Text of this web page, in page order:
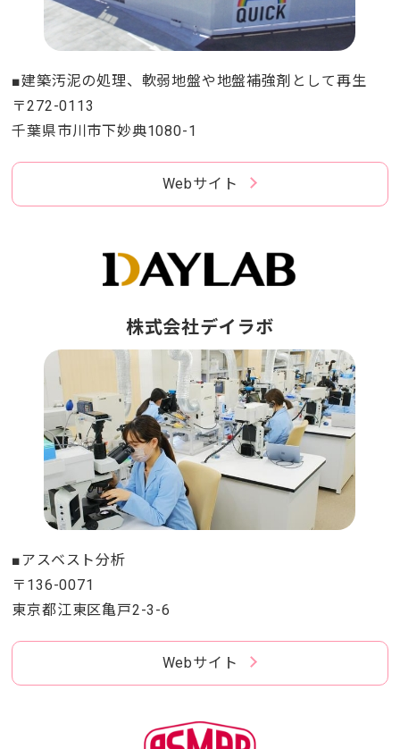
■建築汚泥の処理、軟弱地盤や地盤補強剤として再生
〒272-0113
千葉県市川市下妙典1080-1
Webサイト
株式会社デイラボ
■アスベスト分析
〒136-0071
東京都江東区亀戸2-3-6
Webサイト